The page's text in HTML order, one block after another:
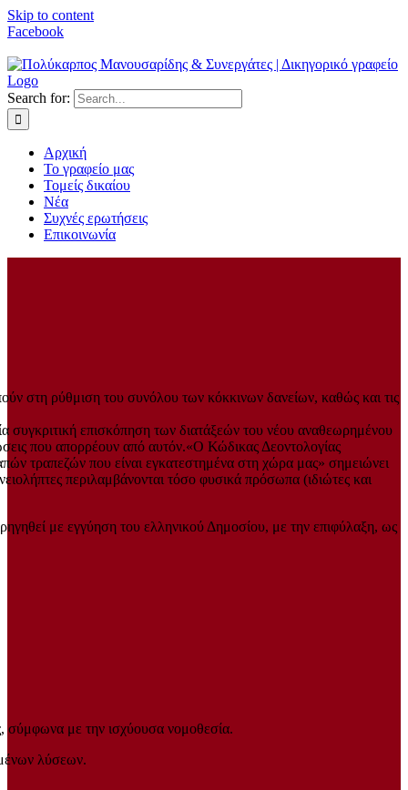
Skip to content
Facebook
Search for:
Αρχική
Το γραφείο μας
Τομείς δικαίου
Νέα
Συχνές ερωτήσεις
Επικοινωνία
στη ρύθμιση του συνόλου των κόκκινων δανείων, καθώς και τις
συγκριτική επισκόπηση των διατάξεών του νέου αναθεωρημένου
που απορρέουν από αυτόν.«Ο Κώδικας Δεοντολογίας
τραπεζών που είναι εγκατεστημένα στη χώρα μας» σημειώνει
περιλαμβάνονται τόσο φυσικά πρόσωπα (ιδιώτες και
με εγγύηση του ελληνικού Δημοσίου, με την επιφύλαξη, ως
σύμφωνα με την ισχύουσα νομοθεσία.
λύσεων.